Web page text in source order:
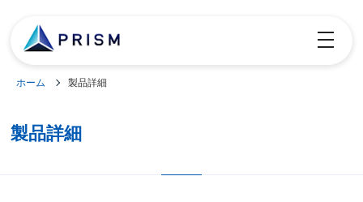
toggle
ホーム 製品詳細
製品詳細